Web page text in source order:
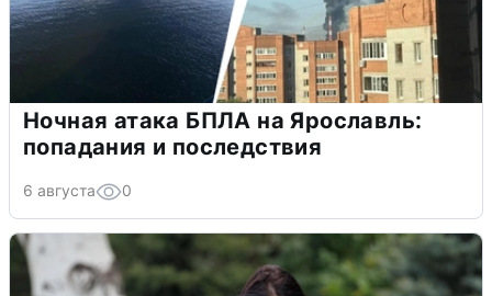
Ночная атака БПЛА на Ярославль:
попадания и последствия
6 августа 0